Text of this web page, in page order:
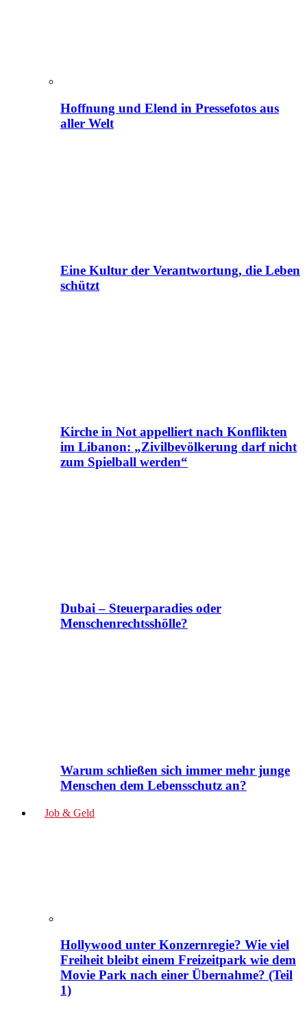
Hoffnung und Elend in Pressefotos aus
aller Welt
Eine Kultur der Verantwortung, die Leben
schützt
Kirche in Not appelliert nach Konflikten
im Libanon: „Zivilbevölkerung darf nicht
zum Spielball werden“
Dubai – Steuerparadies oder
Menschenrechtsshölle?
Warum schließen sich immer mehr junge
Menschen dem Lebensschutz an?
Job & Geld
Hollywood unter Konzernregie? Wie viel
Freiheit bleibt einem Freizeitpark wie dem
Movie Park nach einer Übernahme? (Teil
1)